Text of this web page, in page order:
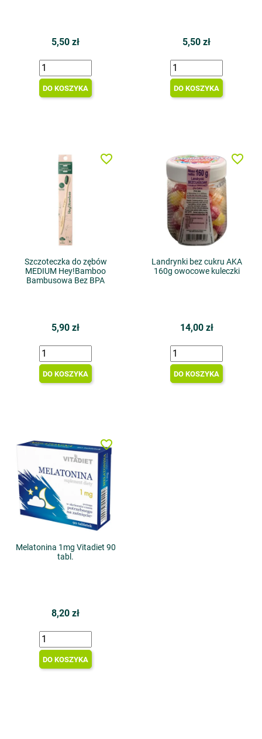
5,50 zł
DO KOSZYKA
5,50 zł
DO KOSZYKA
Szczoteczka do zębów
MEDIUM Hey!Bamboo
Bambusowa Bez BPA
5,90 zł
DO KOSZYKA
favorite_border
Landrynki bez cukru AKA
160g owocowe kuleczki
14,00 zł
DO KOSZYKA
favorite_border
Melatonina 1mg Vitadiet 90
tabl.
8,20 zł
DO KOSZYKA
favorite_border